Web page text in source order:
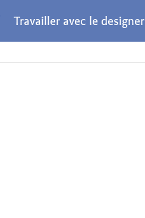
Travailler avec le designer